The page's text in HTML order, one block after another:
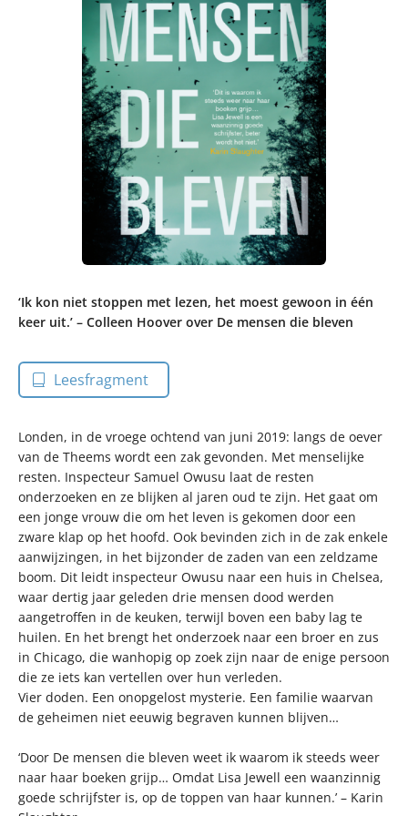
‘Ik kon niet stoppen met lezen, het moest gewoon in één
keer uit.’ – Colleen Hoover over De mensen die bleven
Leesfragment
Londen, in de vroege ochtend van juni 2019: langs de oever
van de Theems wordt een zak gevonden. Met menselijke
resten. Inspecteur Samuel Owusu laat de resten
onderzoeken en ze blijken al jaren oud te zijn. Het gaat om
een jonge vrouw die om het leven is gekomen door een
zware klap op het hoofd. Ook bevinden zich in de zak enkele
aanwijzingen, in het bijzonder de zaden van een zeldzame
boom. Dit leidt inspecteur Owusu naar een huis in Chelsea,
waar dertig jaar geleden drie mensen dood werden
aangetroffen in de keuken, terwijl boven een baby lag te
huilen. En het brengt het onderzoek naar een broer en zus
in Chicago, die wanhopig op zoek zijn naar de enige persoon
die ze iets kan vertellen over hun verleden.
Vier doden. Een onopgelost mysterie. Een familie waarvan
de geheimen niet eeuwig begraven kunnen blijven…
‘Door De mensen die bleven weet ik waarom ik steeds weer
naar haar boeken grijp… Omdat Lisa Jewell een waanzinnig
goede schrijfster is, op de toppen van haar kunnen.’ – Karin